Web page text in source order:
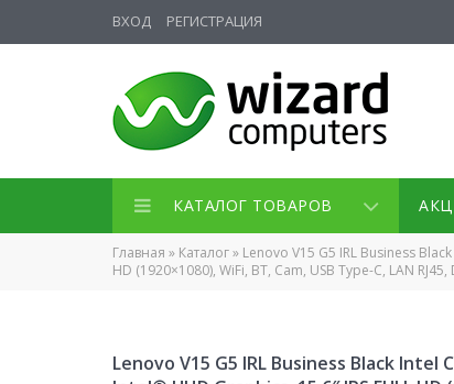
ВХОД РЕГИСТРАЦИЯ
КАТАЛОГ ТОВАРОВ
Главная » Каталог» Lenovo V15 G5 IRL Business
HD (1920×1080), WiFi, BT, Cam, USB Type-C, LAN
Lenovo V15 G5 IRL Business Black Intel